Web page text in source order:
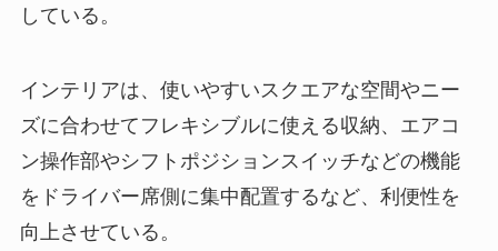
している。
インテリアは、使いやすいスクエアな空間やニー
ズに合わせてフレキシブルに使える収納、エアコ
ン操作部やシフトポジションスイッチなどの機能
をドライバー席側に集中配置するなど、利便性を
向上させている。